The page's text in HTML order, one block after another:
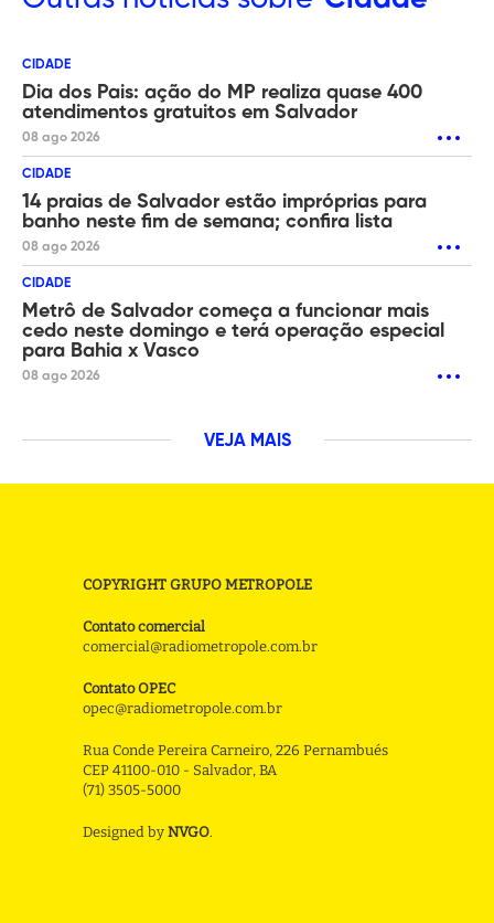
CIDADE
Dia dos Pais: ação do MP realiza quase 400
atendimentos gratuitos em Salvador
08 ago 2026
CIDADE
14 praias de Salvador estão impróprias para
banho neste fim de semana; confira lista
08 ago 2026
CIDADE
Metrô de Salvador começa a funcionar mais
cedo neste domingo e terá operação especial
para Bahia x Vasco
08 ago 2026
VEJA MAIS
COPYRIGHT GRUPO METROPOLE
Contato comercial
comercial@radiometropole.com.br
Contato OPEC
opec@radiometropole.com.br
Rua Conde Pereira Carneiro, 226 Pernambués
CEP 41100-010 - Salvador, BA
(71) 3505-5000
Designed by NVGO.